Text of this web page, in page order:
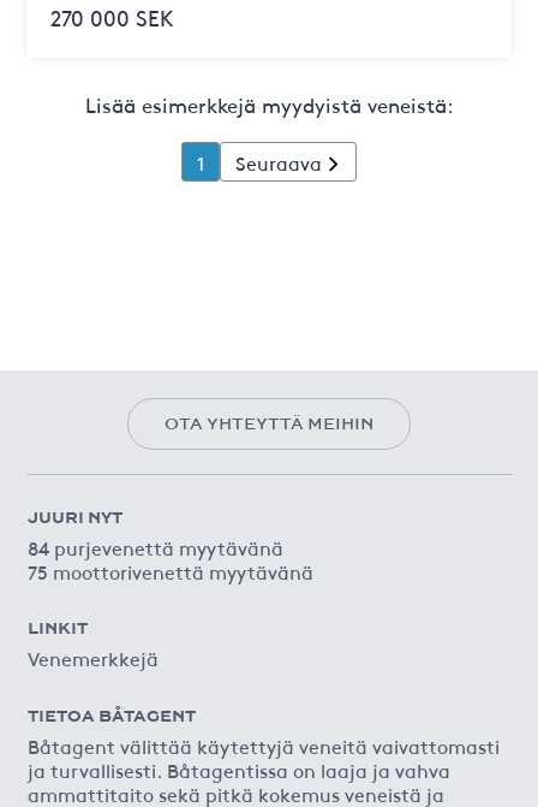
270 000 SEK
Lisää esimerkkejä myydyistä veneistä:
1 Seuraava
OTA YHTEYTTÄ MEIHIN
JUURI NYT
84 purjevenettä myytävänä
75 moottorivenettä myytävänä
LINKIT
Venemerkkejä
TIETOA BÅTAGENT
Båtagent välittää käytettyjä veneitä vaivattomasti
ja turvallisesti. Båtagentissa on laaja ja vahva
ammattitaito sekä pitkä kokemus veneistä ja